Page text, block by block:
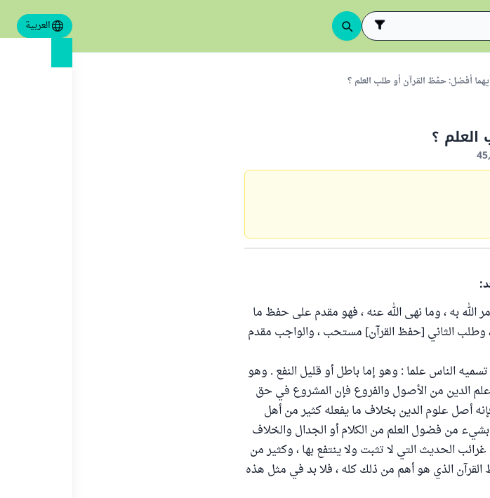
العربية
أفضل: حفظ القرآن أو طلب العلم ؟
؟
الله به ، وما نهى الله عنه ، فهو مقدم على حفظ ما
وطلب الثاني [حفظ القرآن] مستحب ، والواجب مقدم
الناس علما : وهو إما باطل أو قليل النفع . وهو
الدين من الأصول والفروع فإن المشروع في حق
أصل علوم الدين بخلاف ما يفعله كثير من أهل
من فضول العلم من الكلام أو الجدال والخلاف
غرائب الحديث التي لا تثبت ولا ينتفع بها ، وكثير من
الذي هو أهم من ذلك كله ، فلا بد في مثل هذه